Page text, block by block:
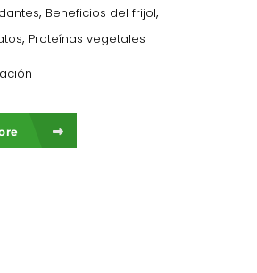
, Beneficios del frijol,
, Proteínas vegetales